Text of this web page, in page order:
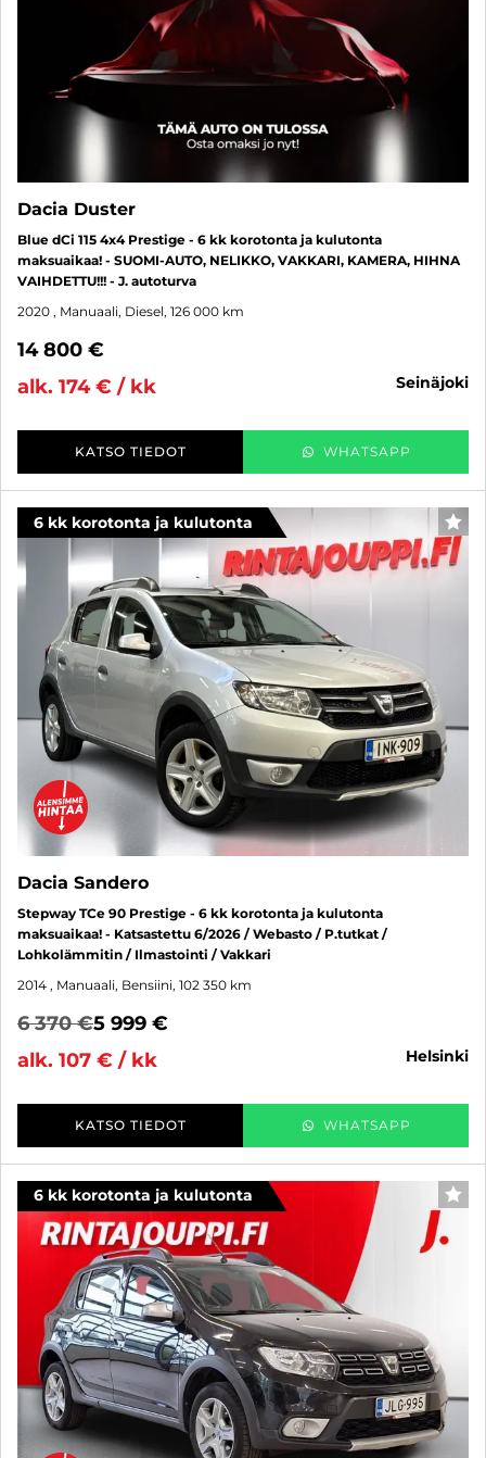
Dacia Duster
Blue dCi 115 4x4 Prestige - 6 kk korotonta ja kulutonta
maksuaikaa! - SUOMI-AUTO, NELIKKO, VAKKARI, KAMERA, HIHNA
VAIHDETTU!!! - J. autoturva
2020 , Manuaali, Diesel, 126 000 km
14 800 €
alk. 174 € / kk
seinäjoki
KATSO TIEDOT WHATSAPP
6 kk korotonta ja kulutonta
Dacia Sandero
Stepway TCe 90 Prestige - 6 kk korotonta ja kulutonta
maksuaikaa! - Katsastettu 6/2026 / Webasto / P.tutkat /
Lohkolämmitin / Ilmastointi / Vakkari
2014 , Manuaali, Bensiini, 102 350 km
6 370 €5 999 €
alk. 107 € / kk
helsinki
KATSO TIEDOT WHATSAPP
6 kk korotonta ja kulutonta